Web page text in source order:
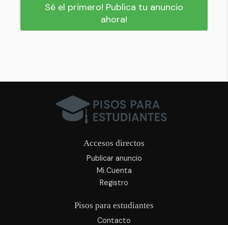
Sé el primero! Publica tu anuncio
ahora!
Accesos directos
Publicar anuncio
Mi Cuenta
Registro
Pisos para estudiantes
Contacto